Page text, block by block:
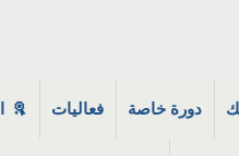
دورة خاصة فعاليات